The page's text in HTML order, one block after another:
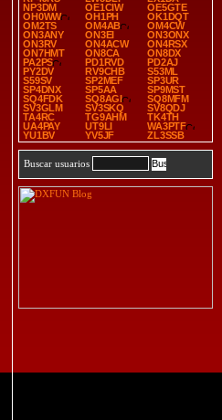
NP3DM
OE1CIW
OE5GTE
OH0WW
OH1PH
OK1DQT
OM2TS
OM4AB
OM4CW
ON3ANY
ON3EI
ON3ONX
ON3RV
ON4ACW
ON4RSX
ON7HMT
ON8CA
ON8DX
PA2PS
PD1RVD
PD2AJ
PY2DV
RV9CHB
S53ML
S59SV
SP2MEF
SP3UR
SP4DNX
SP5AA
SP9MST
SQ4FDK
SQ8AGI
SQ8MFM
SV3GLM
SV3SKQ
SV8QDJ
TA4RC
TG9AHM
TK4TH
UA4PAY
UT9LI
WA3PTF
YU1BV
YV5JF ZL3SSB
Buscar usuarios